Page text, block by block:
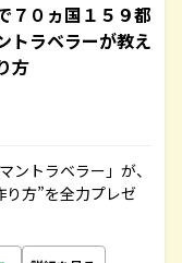
０ヵ国１５９都
トラベラーが教え
方
ントラベラー」が、
方”を全力プレゼ